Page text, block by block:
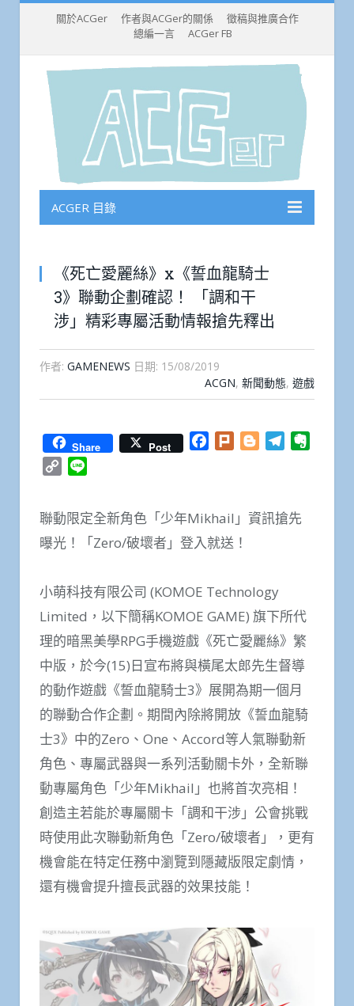
關於ACGer 作者與ACGer的關係
徵稿與推廣合作
總編一言
ACGer FB
ACGER 目錄
《死亡愛麗絲》x《誓血龍騎士
3》聯動企劃確認！ 「調和干
涉」精彩專屬活動情報搶先釋出
作者: GAMENEWS 日期: 15/08/2019
ACGN, 新聞動態, 遊戲
Share Post Facebook
Plurk BloggerTelegram
Copy
聯動限定全新角色「少年Mikhail」資訊搶先
曝光！「Zero/破壞者」登入就送！
小萌科技有限公司 (KOMOE Technology
Limited，以下簡稱KOMOE GAME) 旗下所代
理的暗黑美學RPG手機遊戲《死亡愛麗絲》繁
中版，於今(15)日宣布將與橫尾太郎先生督導
的動作遊戲《誓血龍騎士3》展開為期一個月
的聯動合作企劃。期間內除將開放《誓血龍騎
士3》中的Zero、One、Accord等人氣聯動新
角色、專屬武器與一系列活動關卡外，全新聯
動專屬角色「少年Mikhail」也將首次亮相！
創造主若能於專屬關卡「調和干涉」公會挑戰
時使用此次聯動新角色「Zero/破壞者」，更有
機會能在特定任務中瀏覽到隱藏版限定劇情，
還有機會提升擅長武器的效果技能！